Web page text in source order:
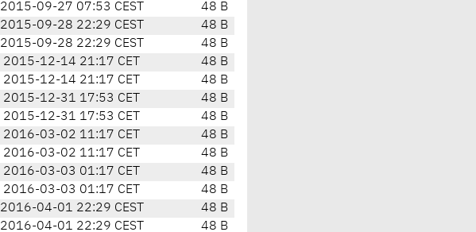
2015-09-27 07:53 CEST
48 B
2015-09-28 22:29 CEST
48 B
2015-09-28 22:29 CEST
48 B
2015-12-14 21:17 CET
48 B
2015-12-14 21:17 CET
48 B
2015-12-31 17:53 CET
48 B
2015-12-31 17:53 CET
48 B
2016-03-02 11:17 CET
48 B
2016-03-02 11:17 CET
48 B
2016-03-03 01:17 CET
48 B
2016-03-03 01:17 CET
48 B
2016-04-01 22:29 CEST
48 B
2016-04-01 22:29 CEST
48 B